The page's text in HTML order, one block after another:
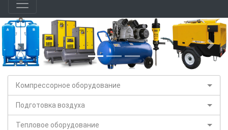
Назад
Компрессорное оборудование
Подготовка воздуха
Тепловое оборудование